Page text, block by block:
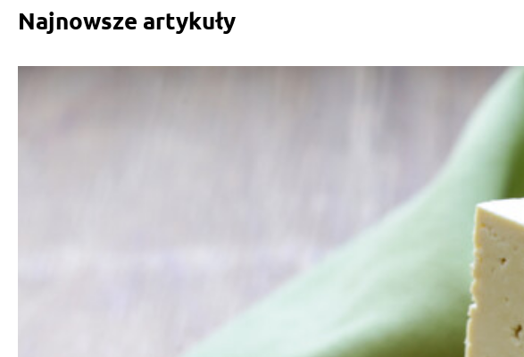
Najnowsze artykuły